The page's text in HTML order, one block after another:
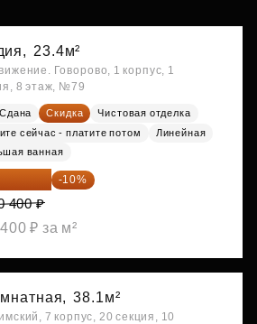
23.4м²
Говорово, 1 корпус, 1
8 этаж, №79
Сдана Скидка
Чистовая отделка
сейчас - платите потом
Линейная
ванная
-10%
400 ₽
₽ за м²
38.1м²
7 корпус, 20 секция, 10